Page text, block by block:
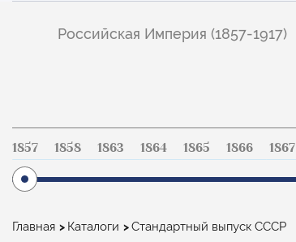
Российская Империя (1857-1917)
1857 1858 1863 1864 1865 1866 1867
Строка
Главная Каталоги Стандартный выпуск СССР